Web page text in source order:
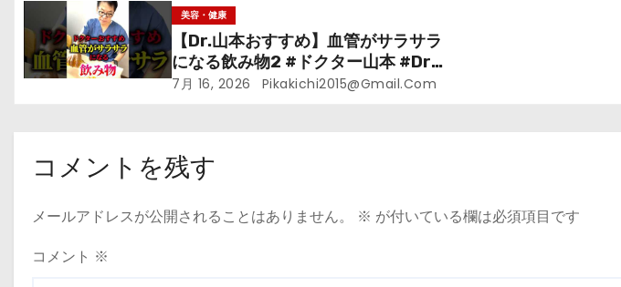
美容・健康
【Dr.山本おすすめ】血管がサラサラ
になる飲み物2 #ドクター山本 #Dr.
山本#緑茶
7月 16, 2026 Pikakichi2015@gmail.com
コメントを残す
メールアドレスが公開されることはありません。 ※ が付いている欄は必須項目です
コメント ※